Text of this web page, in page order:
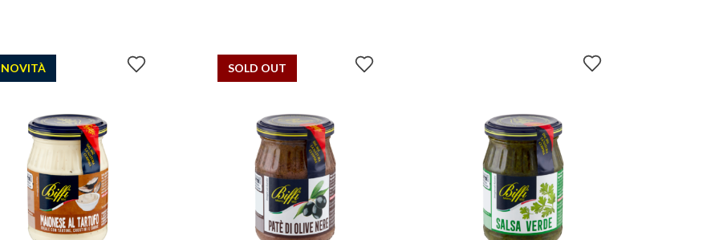
NOVITÀ
Aggiungi
SOLD OUT
Aggiungi
Aggiungi